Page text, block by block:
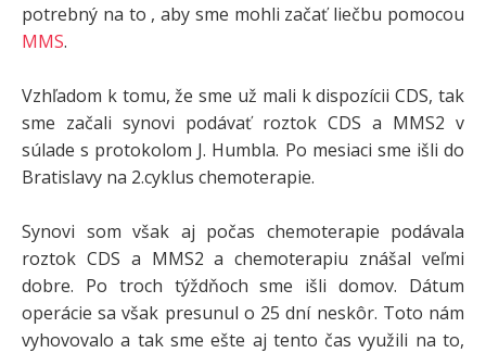
potrebný na to , aby sme mohli začať liečbu pomocou
MMS.
Vzhľadom k tomu, že sme už mali k dispozícii CDS, tak
sme začali synovi podávať roztok CDS a MMS2 v
súlade s protokolom J. Humbla. Po mesiaci sme išli do
Bratislavy na 2.cyklus chemoterapie.
Synovi som však aj počas chemoterapie podávala
roztok CDS a MMS2 a chemoterapiu znášal veľmi
dobre. Po troch týždňoch sme išli domov. Dátum
operácie sa však presunul o 25 dní neskôr. Toto nám
vyhovovalo a tak sme ešte aj tento čas využili na to,